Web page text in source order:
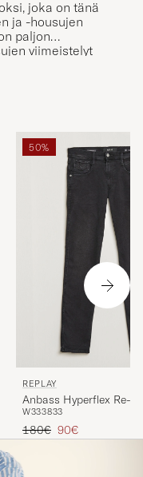
joka on tänä
ja -housujen
paljon
viimeistelyt
housulle
50%
REPLAY
Anbass Hyperflex Re-
Washed Black
W333833
Tavallinen hinta
180€ Alennettu hinta
90€